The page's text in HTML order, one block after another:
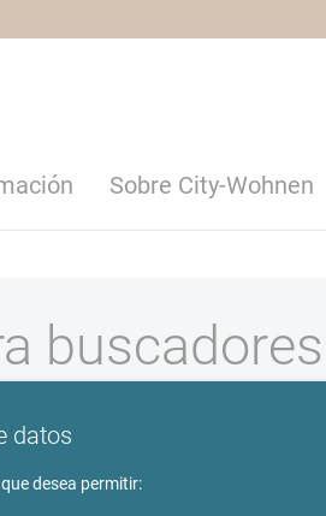
Sobre City-Wohnen
buscadores
datos
desea permitir: